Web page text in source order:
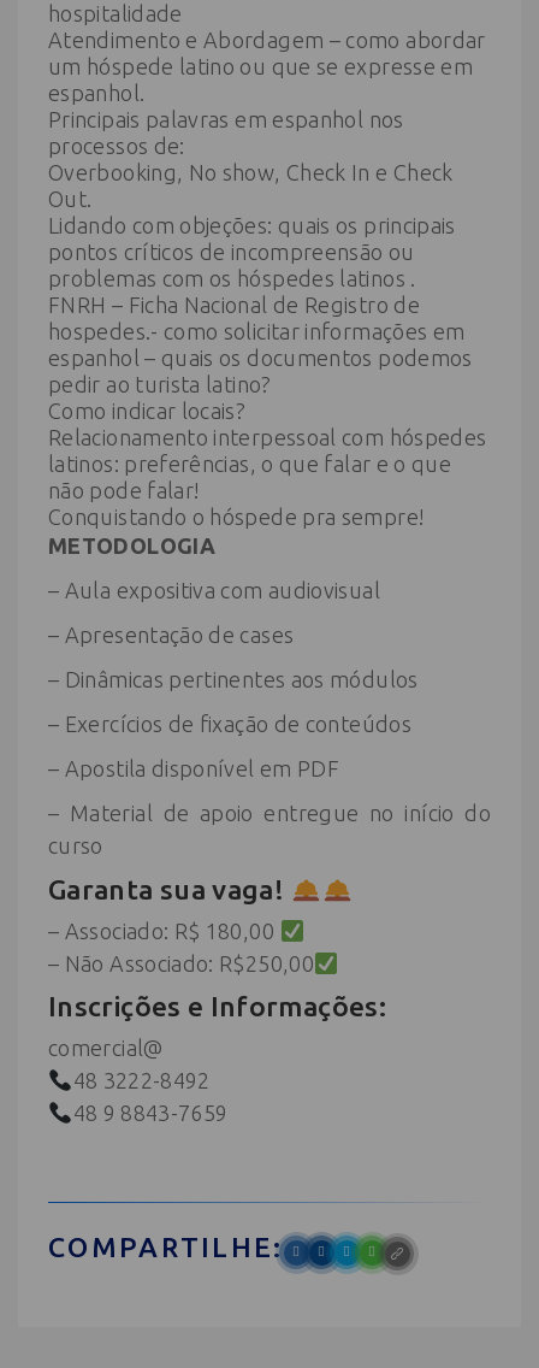
hospitalidade
Atendimento e Abordagem – como abordar
um hóspede latino ou que se expresse em
espanhol.
Principais palavras em espanhol nos
processos de:
Overbooking, No show, Check In e Check
Out.
Lidando com objeções: quais os principais
pontos críticos de incompreensão ou
problemas com os hóspedes latinos .
FNRH – Ficha Nacional de Registro de
hospedes.- como solicitar informações em
espanhol – quais os documentos podemos
pedir ao turista latino?
Como indicar locais?
Relacionamento interpessoal com hóspedes
latinos: preferências, o que falar e o que
não pode falar!
Conquistando o hóspede pra sempre!
METODOLOGIA
– Aula expositiva com audiovisual
– Apresentação de cases
– Dinâmicas pertinentes aos módulos
– Exercícios de fixação de conteúdos
– Apostila disponível em PDF
– Material de apoio entregue no início do
curso
Garanta sua vaga!
– Associado: R$ 180,00
– Não Associado: R$250,00
Inscrições e Informações:
comercial@
48 3222-8492
48 9 8843-7659
COMPARTILHE: